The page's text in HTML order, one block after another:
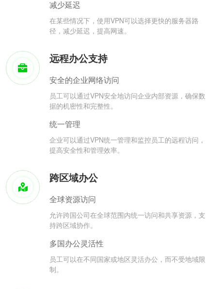
减少延迟
在某些情况下，使用VPN可以选择更快的服务器路
径，减少延迟，提高网速。
远程办公支持
安全的企业网络访问
员工可以通过VPN安全地访问企业内部资源，确保数
据的机密性和完整性。
统一管理
企业可以通过VPN统一管理和监控员工的远程访问，
提高安全性和管理效率。
跨区域办公
全球资源访问
允许跨国公司在全球范围内统一访问和共享资源，支
持跨区域协作。
多国办公灵活性
员工可以在不同国家或地区灵活办公，而不受地域限
制。